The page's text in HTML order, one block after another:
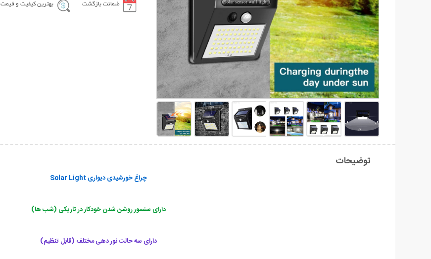
ضمانت بازگشت بهترین کیفیت و قیمت
توضیحات
چراغ خورشیدی دیواری Solar Light
دارای سنسور روشن شدن خودکار در تاریکی (شب ها)
دارای سه حالت نور دهی مختلف (قابل تنظیم)